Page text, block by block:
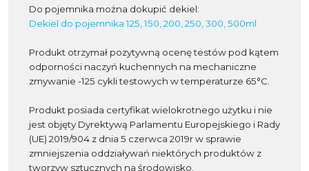
Do pojemnika można dokupić dekiel:
Dekiel do pojemnika 125, 150, 200, 250, 300, 500ml
Produkt otrzymał pozytywną ocenę testów pod kątem
odporności naczyń kuchennych na mechaniczne
zmywanie -125 cykli testowych w temperaturze 65°C.
Produkt posiada certyfikat wielokrotnego użytku i nie
jest objęty Dyrektywą Parlamentu Europejskiego i Rady
(UE) 2019/904 z dnia 5 czerwca 2019r w sprawie
zmniejszenia oddziaływań niektórych produktów z
tworzyw sztucznych na środowisko.